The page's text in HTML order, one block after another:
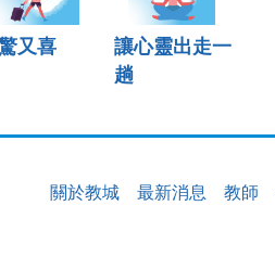
又喜
讓心靈出走一
趟
關於教城 最新消息 教師